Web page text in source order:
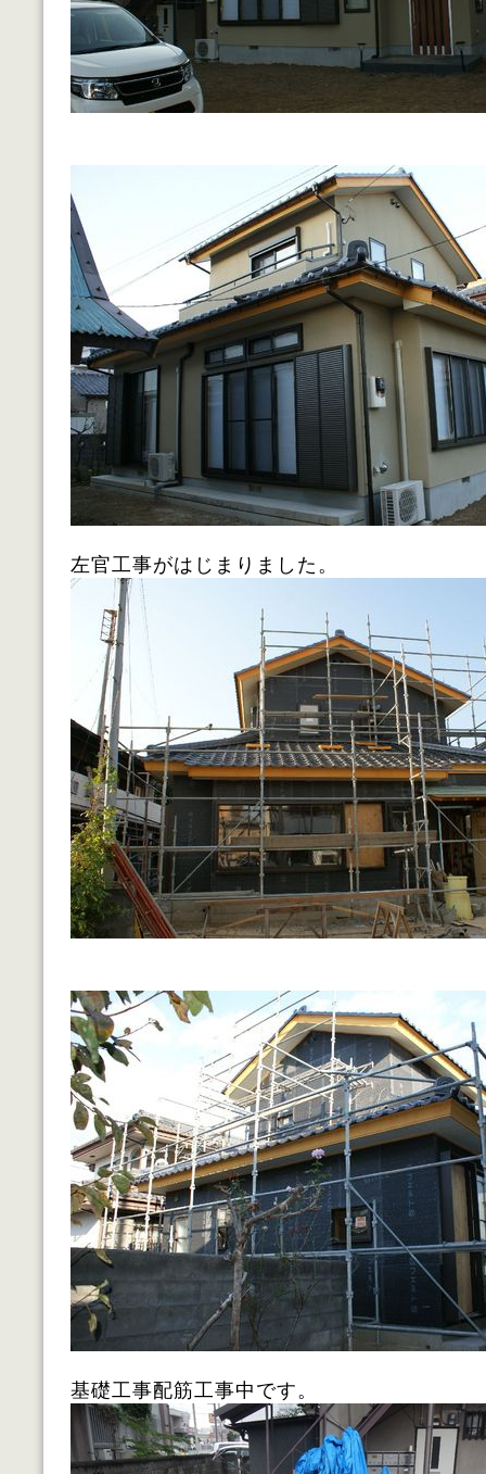
左官工事がはじまりました。
基礎工事配筋工事中です。